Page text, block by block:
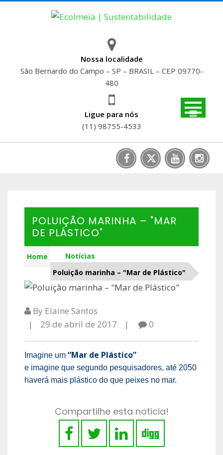
Nossa localidade
São Bernardo do Campo – SP – BRASIL – CEP 09770-
480
Ligue para nós
(11) 98755-4533
POLUIÇÃO MARINHA – "MAR
DE PLÁSTICO"
Home
Notícias
Poluição marinha – "Mar de Plástico"
By Elaine Santos
29 de abril de 2017
0
Imagine um “Mar de Plástico”
e imagine que segundo pesquisadores, até 2050
haverá mais plástico do que peixes no mar.
Compartilhe esta noticia!